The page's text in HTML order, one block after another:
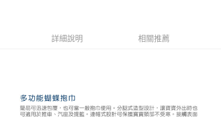
AFTEE先享後付是「在收到商品之後才付款」的支付方式。 讓您購物簡單
１．於結帳方式選擇「AFTEE先享後付」後，將跳轉至「AFTEE先享後付」
結帳頁面，進行簡訊認證並確認金額後，即可完成結帳。
２．訂單成立數日內，您將收到繳費通知簡訊。
7-11取貨付款
詳細說明 相關推薦